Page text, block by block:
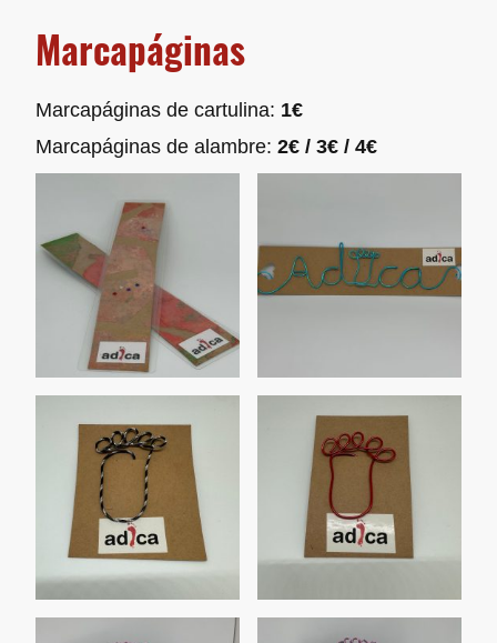
Marcapáginas
Marcapáginas de cartulina: 1€
Marcapáginas de alambre: 2€ / 3€ / 4€